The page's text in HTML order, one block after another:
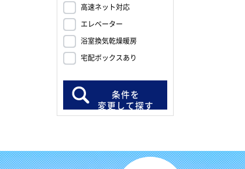
高速ネット対応
エレベーター
浴室換気乾燥暖房
宅配ボックスあり
条件を
変更して探す